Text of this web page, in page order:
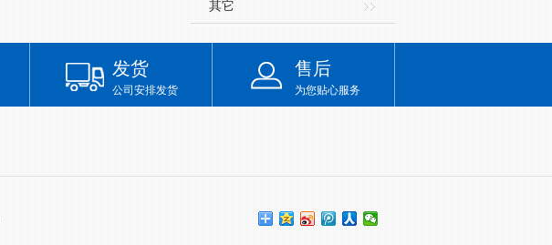
其它
发货
公司安排发货
售后
为您贴心服务